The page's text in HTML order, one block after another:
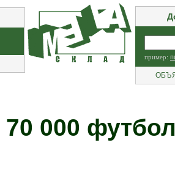
пример:
70 000